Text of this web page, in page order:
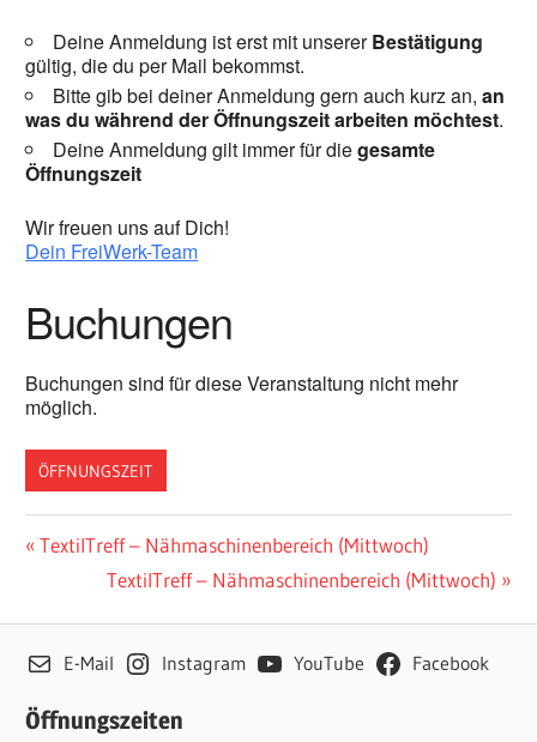
Deine Anmeldung ist erst mit unsererBestätigung
gültig, die du per Mail bekommst.
Bitte gib bei deiner Anmeldung gern auch kurz an,an
was du während der Öffnungszeit arbeiten möchtest.
Deine Anmeldung gilt immer für diegesamte
Öffnungszeit
Wir freuen uns auf Dich!
Dein FreiWerk-Team
Buchungen
Buchungen sind für diese Veranstaltung nicht mehr
möglich.
ÖFFNUNGSZEIT
Beitragsnavigation
Vorheriger
TextilTreff – Nähmaschinenbereich (Mittwoch)
Nächster
TextilTreff – Nähmaschinenbereich (Mittwoch)
E-Mail Instagram YouTube Facebook
Öffnungszeiten